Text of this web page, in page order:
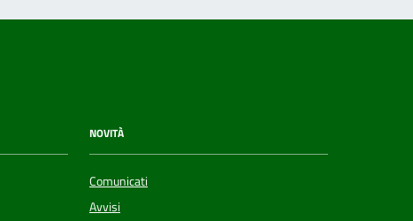
NOVITÀ
Comunicati
Avvisi